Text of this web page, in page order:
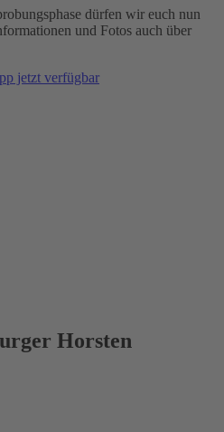
dürfen wir euch nun
und Fotos auch über
jetzt verfügbar
Horsten